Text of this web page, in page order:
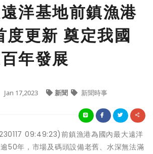
洋基地前鎮漁港
更新 奠定我國
年發展
Jan 17,2023 新聞 新聞時事
09:49:23)前鎮漁港為國內最大遠洋
50年，市場及碼頭設備老舊、水深無法滿